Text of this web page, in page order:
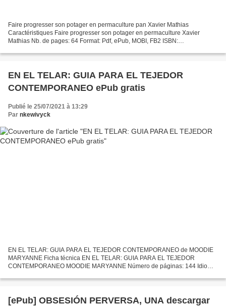
Faire progresser son potager en permaculture pan Xavier Mathias
Caractéristiques Faire progresser son potager en permaculture Xavier
Mathias Nb. de pages: 64 Format: Pdf, ePub, MOBI, FB2 ISBN:
EN EL TELAR: GUIA PARA EL TEJEDOR
CONTEMPORANEO ePub gratis
Publié le 25/07/2021 à 13:29
Par nkewivyck
EN EL TELAR: GUIA PARA EL TEJEDOR CONTEMPORANEO de MOODIE
MARYANNE Ficha técnica EN EL TELAR: GUIA PARA EL TEJEDOR
CONTEMPORANEO MOODIE MARYANNE Número de páginas: 144 Idioma:
Editorial: GUSTAVO...
[ePub] OBSESIÓN PERVERSA, UNA descargar